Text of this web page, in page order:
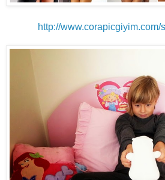
http://www.corapicgiyim.com/